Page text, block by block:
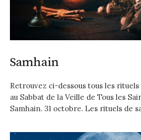
Samhain
Retrouvez ci-dessous tous les
au Sabbat de la Veille de Tous les
Samhain. 31 octobre. Les rituels de